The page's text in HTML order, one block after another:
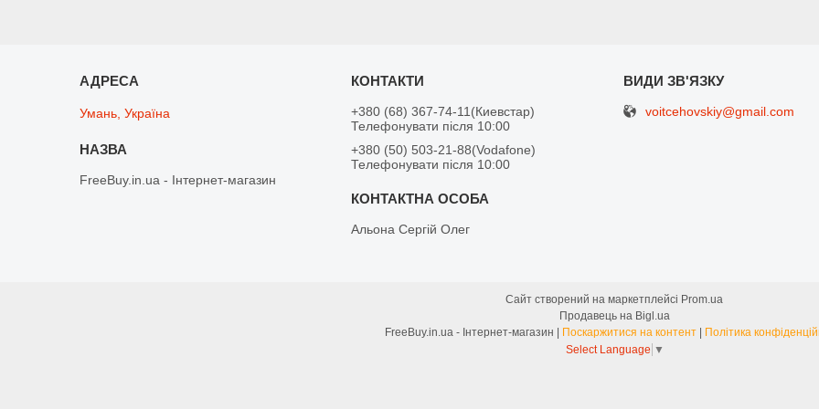
Умань, Україна
FreeBuy.in.ua - Інтернет-магазин
+380 (68) 367-74-11 Киевстар
Телефонувати після 10:00
+380 (50) 503-21-88 Vodafone
Телефонувати після 10:00
Альона Сергій Олег
voitcehovskiy@gmail.com
Сайт створений на маркетплейсі Prom.ua
Продавець на Bigl.ua
Поскаржитися на контент
Політика
Select Language ▼